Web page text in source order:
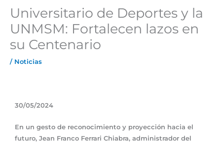
Universitario de Deportes y la
UNMSM: Fortalecen lazos en
su Centenario
/ Noticias
30/05/2024
En un gesto de reconocimiento y proyección hacia el
futuro, Jean Franco Ferrari Chiabra, administrador del